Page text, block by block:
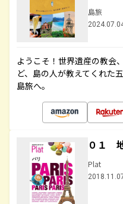
島旅
ようこそ！世界遺産の教会
ど、島の人が教えてくれた
島旅へ。
０１
Plat